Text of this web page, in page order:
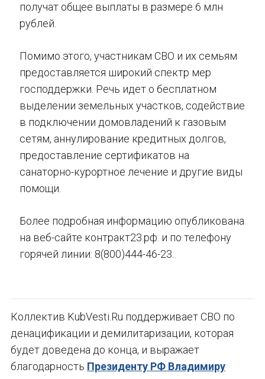
получат общее выплаты в размере 6 млн
рублей.
Помимо этого, участникам СВО и их семьям
предоставляется широкий спектр мер
господдержки. Речь идет о бесплатном
выделении земельных участков, содействие
в подключении домовладений к газовым
сетям, аннулирование кредитных долгов,
предоставление сертификатов на
санаторно-курортное лечение и другие виды
помощи.
Более подробная информацию опубликована
на веб-сайте контракт23.рф. и по телефону
горячей линии: 8(800)444-46-23.
Коллектив KubVesti.Ru поддерживает СВО по
денацификации и демилитаризации, которая
будет доведена до конца, и выражает
благодарность Президенту РФ Владимиру